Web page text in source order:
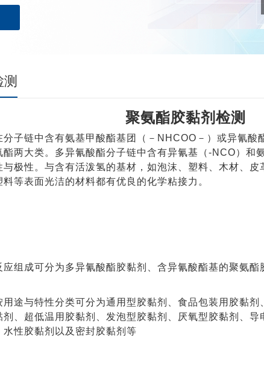
聚氨酯胶黏剂检测
子链中含有氨基甲酸酯基团（－NHCOO－）或异氰酸
酯两大类。多异氰酸酯分子链中含有异氰基（-NCO）和
极性。与含有活泼氢的基材，如泡沫、塑料、木材、
等表面光洁的材料都有优良的化学粘接力。
组成可分为多异氰酸酯胶黏剂、含异氰酸酯基的聚氨
途与特性分类可分为通用型胶黏剂、食品包装用胶黏
剂、超低温用胶黏剂、发泡型胶黏剂、厌氧型胶黏剂、
性胶黏剂以及密封胶黏剂等